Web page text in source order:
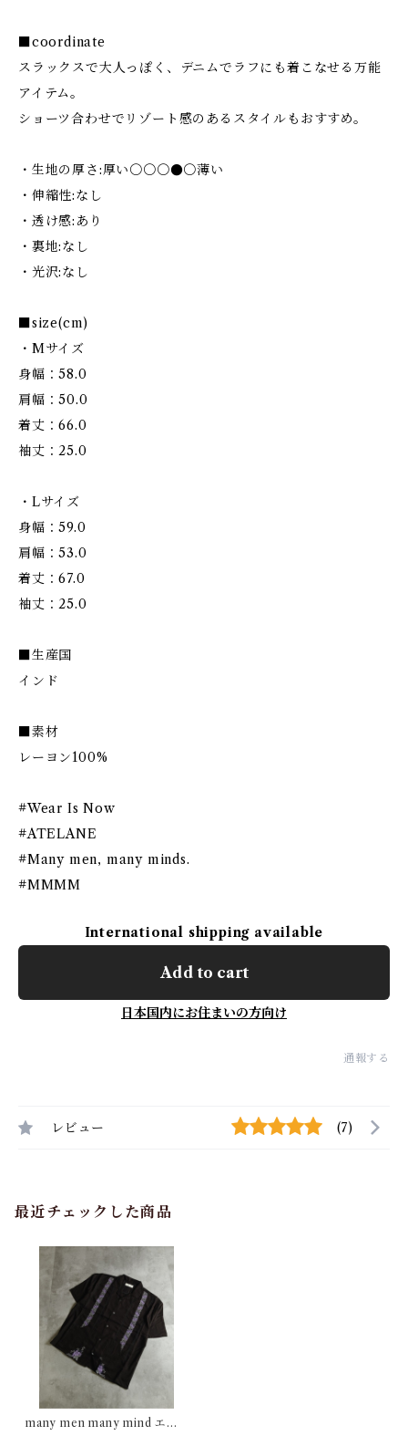
■coordinate
スラックスで大人っぽく、デニムでラフにも着こなせる万能
アイテム。
ショーツ合わせでリゾート感のあるスタイルもおすすめ。
・生地の厚さ:厚い〇〇〇●〇薄い
・伸縮性:なし
・透け感:あり
・裏地:なし
・光沢:なし
■size(cm)
・Mサイズ
身幅：58.0
肩幅：50.0
着丈：66.0
袖丈：25.0
・Lサイズ
身幅：59.0
肩幅：53.0
着丈：67.0
袖丈：25.0
■生産国
インド
■素材
レーヨン100%
#Wear Is Now
#ATELANE
#Many men, many minds.
#MMMM
International shipping available
Add to cart
日本国内にお住まいの方向け
通報する
レビュー (7)
最近チェックした商品
many men many mind エン